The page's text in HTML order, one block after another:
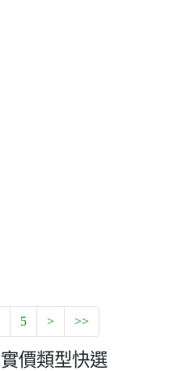
5 > >>
價類型快選